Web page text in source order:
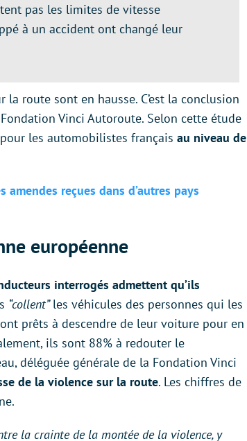
pas les limites de vitesse
à un accident ont changé leur
route sont en hausse. C’est la conclusion
Vinci Autoroute. Selon cette étude
les automobilistes français au niveau de
reçues dans d’autres pays
européenne
interrogés admettent qu’ils
“collent”les véhicules des personnes qui les
prêts à descendre de leur voiture pour en
ils sont 88% à redouter le
déléguée générale de la Fondation Vinci
de la violence sur la route. Les chiffres de
la crainte de la montée de la violence, y